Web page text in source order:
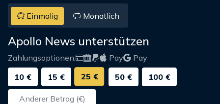
Einmalig Monatlich
Apollo News unterstützen
Zahlungsoptionen: Pay
Pay
10 €
15 € 25 € 50 € 100 €